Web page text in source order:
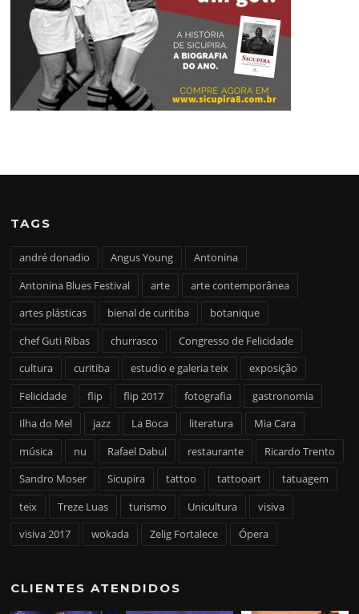
TAGS
andré donadio Angus Young
Antonina
Antonina Blues Festival
arte
arte contemporânea
artes plásticas
bienal de curitiba
botanique
chef Guti Ribas
churrasco
Congresso de Felicidade
cultura
curitiba estudio e galeria teix
exposição
Felicidade
flip flip 2017 fotografia
gastronomia
Ilha do Mel
jazz La Boca literatura
Mia Cara
música
nu Rafael Dabul restaurante
Ricardo Trento
Sandro Moser
Sicupira tattoo tattooart
tatuagem
teix
Treze Luas turismo Unicultura
visiva
visiva 2017
wokada Zelig Fortalece Ópera
CLIENTES ATENDIDOS